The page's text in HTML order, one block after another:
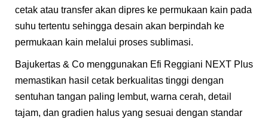
cetak atau transfer akan dipres ke permukaan kain pada
suhu tertentu sehingga desain akan berpindah ke
permukaan kain melalui proses sublimasi.
Bajukertas & Co menggunakan Efi Reggiani NEXT Plus
memastikan hasil cetak berkualitas tinggi dengan
sentuhan tangan paling lembut, warna cerah, detail
tajam, dan gradien halus yang sesuai dengan standar